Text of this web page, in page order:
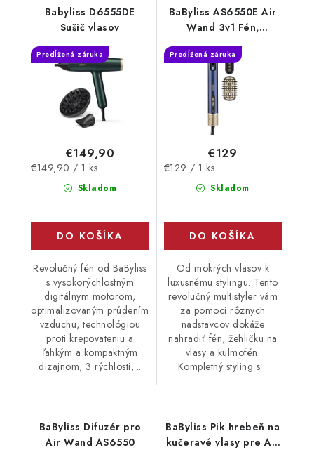
Babyliss D6555DE
Sušič vlasov
Predĺžená záruka
Skladom
€149,90
Jednotková
€149,90 / 1 ks
DO KOŠÍKA
Revolučný fén od BaByliss
s vysokorýchlostným
digitálnym motorom,
optimalizovaným prúdením
vzduchu, technológiou
proti krepovateniu a
ľahkým a kompaktným
dizajnom, 3 rýchlosti,...
BaByliss AS6550E Air
Wand 3v1 Fén,
žehlička, styler
Predĺžená záruka
Skladom
€129
Jednotková
€129 / 1 ks
DO KOŠÍKA
Od mokrých vlasov k
luxusnému stylingu. Tento
revolučný multistyler vám
za pomoci rôznych
nadstavcov dokáže
nahradiť fén, žehličku na
vlasy a kulmofén.
Kompletný styling s...
BaByliss Difuzér pro
Air Wand AS6550
BaByliss Pik hrebeň na
kučeravé vlasy pre Air